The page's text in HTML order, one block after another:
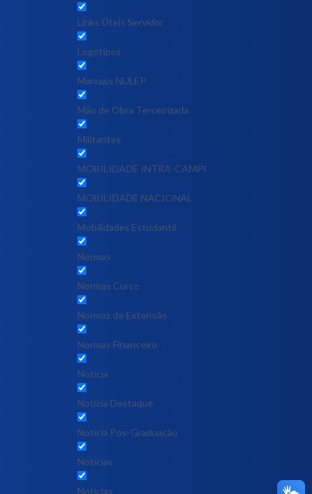
Links Úteis Servidor
Logotipos
Manuais NULEP
Mão de Obra Terceirizada
Militantes
MOBILIDADE INTRA-CAMPI
MOBILIDADE NACIONAL
Mobilidades Estudantil
Normas
Normas Curso
Normas de Extensão
Normas Financeiro
Notícia
Notícia Destaque
Noticia Pós-Graduação
Notícias
Notícias